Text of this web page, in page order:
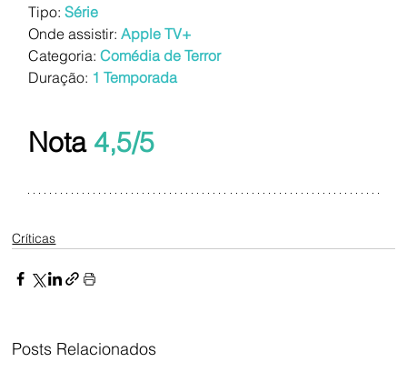
Tipo: Série
Onde assistir: Apple TV+
Categoria: Comédia de Terror
Duração: 1 Temporada
Nota 4,5/5
Críticas
Posts Relacionados